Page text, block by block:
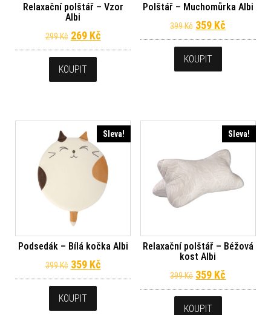
Relaxační polštář – Vzor
Albi
299Kč Původní cena byla: 299 Kč.
269 KčAktuální cena je: 269 Kč.
KOUPIT
Polštář – Muchomůrka Albi
399Kč Původní cena
359 Kč
KOUPIT
Sleva!
Podsedák – Bílá kočka Albi
399Kč Původní cena byla: 399 Kč.
359 KčAktuální cena je: 359 Kč.
KOUPIT
Sleva!
Relaxační polštář – Béžová
kost Albi
399Kč Původní cena
359 Kč
KOUPIT